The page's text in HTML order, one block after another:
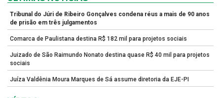
Tribunal do Júri de Ribeiro Gonçalves condena réus a mais de 90 anos
de prisão em três julgamentos
Comarca de Paulistana destina R$ 182 mil para projetos sociais
Juizado de São Raimundo Nonato destina quase R$ 40 mil para projetos
sociais
Juíza Valdênia Moura Marques de Sá assume diretoria da EJE-PI